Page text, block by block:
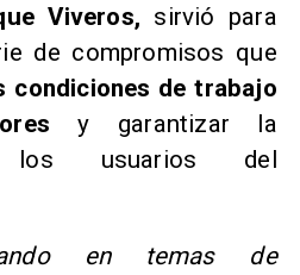
Viveros, sirvió para
de compromisos que
condiciones de trabajo
y garantizar la
los usuarios del
en temas de